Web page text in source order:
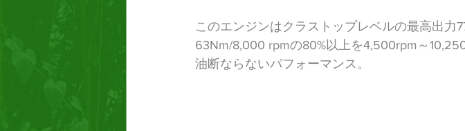
このエンジンはクラストップレベルの最高出力
63Nm/8,000 rpmの80%以上を4,500rpm～
油断ならないパフォーマンス。